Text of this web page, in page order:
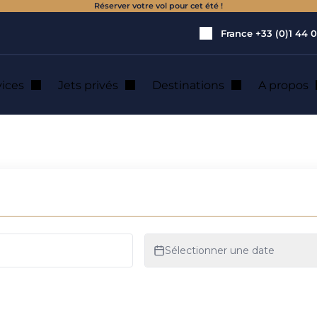
Réserver votre vol pour cet été !
France +33 (0)1 44
Jets privés Destinations A propos